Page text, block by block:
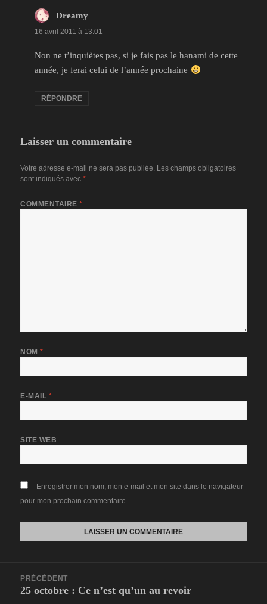
Dreamy
16 avril 2011 à 13:01
Non ne t’inquiètes pas, si je fais pas le hanami de cette
année, je ferai celui de l’année prochaine
RÉPONDRE
Laisser un commentaire
Votre adresse e-mail ne sera pas publiée. Les champs obligatoires
sont indiqués avec*
COMMENTAIRE*
NOM*
E-MAIL *
SITE WEB
Enregistrer mon nom, mon e-mail et mon site dans le navigateur
pour mon prochain commentaire.
PRÉCÉDENT
Article
25 octobre : Ce n’est qu’un au revoir